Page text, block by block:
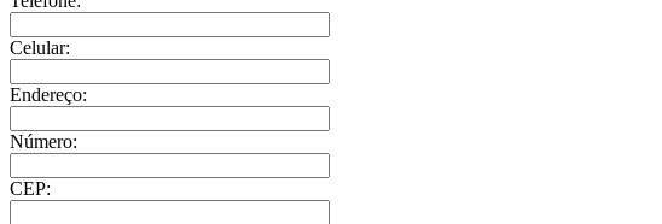
Celular:
Endereço:
Número:
CEP: